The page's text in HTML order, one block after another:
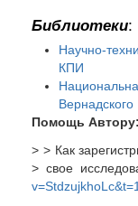
Библиотеки:
Научно-
КПИ
Вернадского
Помощь Автору:
> > Как
> свое